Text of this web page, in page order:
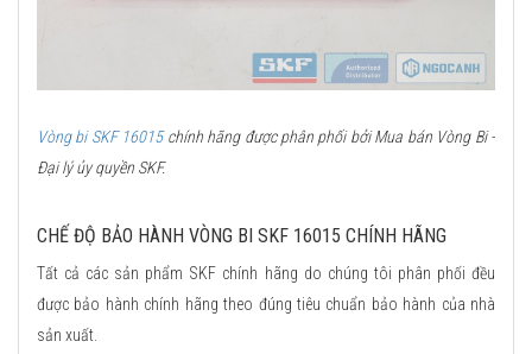
Vòng bi SKF 16015chính hãng được phân phối bởi Mua bán Vòng Bi -
Đại lý ủy quyền SKF.
CHẾ ĐỘ BẢO HÀNH VÒNG BI SKF 16015 CHÍNH HÃNG
Tất cả các sản phẩm SKF chính hãng do chúng tôi phân phối đều
được bảo hành chính hãng theo đúng tiêu chuẩn bảo hành của nhà
sản xuất.